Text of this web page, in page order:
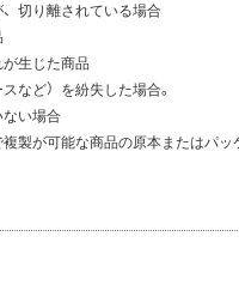
切り離されている場合
生じた商品
など）を紛失した場合。
い場合
製が可能な商品の原本またはパッ